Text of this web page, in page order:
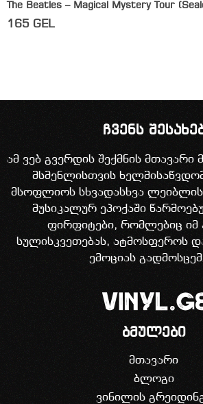
The Beatles – Magical Mystery Tour
165 GEL
ჩვენს
ამ ვებ გვერდის შექმნის მთავარი
მსმენლისთვის
მსოფლიოს სხვადასხვა ლეიბლის
მუსიკალურ ეპოქაში
ფირფიტები, რომლებიც იმ
სულისკვეთებას, ატმოსფეროს
ემოციას
ბმულები
მთავარი
ბლოგი
ვინილის